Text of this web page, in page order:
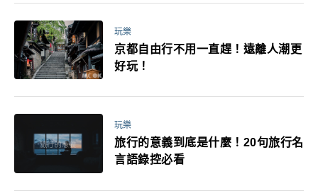
玩樂
京都自由行不用一直趕！遠離人潮更
好玩！
玩樂
旅行的意義到底是什麼！20句旅行名
言語錄控必看